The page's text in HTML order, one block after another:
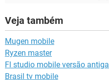
Veja também
Mugen mobile
Ryzen master
Fl studio mobile versão antiga
Brasil tv mobile